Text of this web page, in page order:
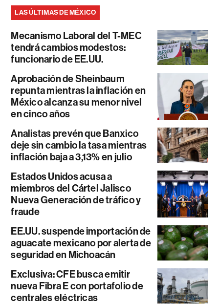
LAS ÚLTIMAS DE MÉXICO
Mecanismo Laboral del T-MEC
tendrá cambios modestos:
funcionario de EE.UU.
Aprobación de Sheinbaum
repunta mientras la inflación en
México alcanza su menor nivel
en cinco años
Analistas prevén que Banxico
deje sin cambio la tasa mientras
inflación baja a 3,13% en julio
Estados Unidos acusa a
miembros del Cártel Jalisco
Nueva Generación de tráfico y
fraude
EE.UU. suspende importación de
aguacate mexicano por alerta de
seguridad en Michoacán
Exclusiva: CFE busca emitir
nueva Fibra E con portafolio de
centrales eléctricas